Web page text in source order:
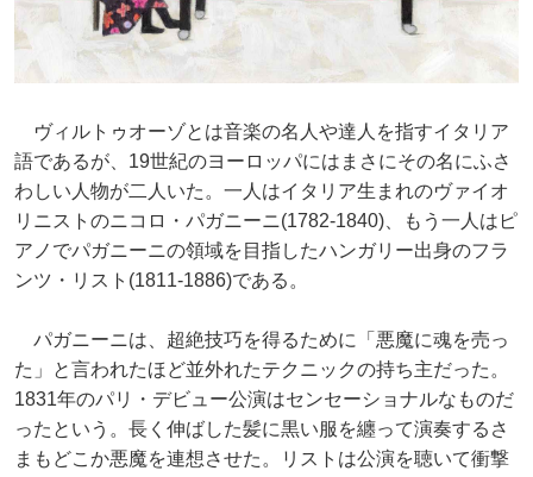
ヴィルトゥオーゾとは音楽の名人や達人を指すイタリア
語であるが、19世紀のヨーロッパにはまさにその名にふさ
わしい人物が二人いた。一人はイタリア生まれのヴァイオ
リニストのニコロ・パガニーニ(1782-1840)、もう一人はピ
アノでパガニーニの領域を目指したハンガリー出身のフラ
ンツ・リスト(1811-1886)である。
パガニーニは、超絶技巧を得るために「悪魔に魂を売っ
た」と言われたほど並外れたテクニックの持ち主だった。
1831年のパリ・デビュー公演はセンセーショナルなものだ
ったという。長く伸ばした髪に黒い服を纏って演奏するさ
まもどこか悪魔を連想させた。リストは公演を聴いて衝撃